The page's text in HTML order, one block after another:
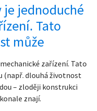
jednoduché
Tato
může
zařízení. Tato
(např. dlouhá životnost
– zloději konstrukci
znají.